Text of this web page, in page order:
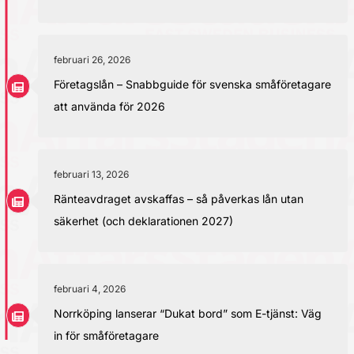
februari 26, 2026
Företagslån – Snabbguide för svenska småföretagare
att använda för 2026
februari 13, 2026
Ränteavdraget avskaffas – så påverkas lån utan
säkerhet (och deklarationen 2027)
februari 4, 2026
Norrköping lanserar “Dukat bord” som E-tjänst: Väg
in för småföretagare